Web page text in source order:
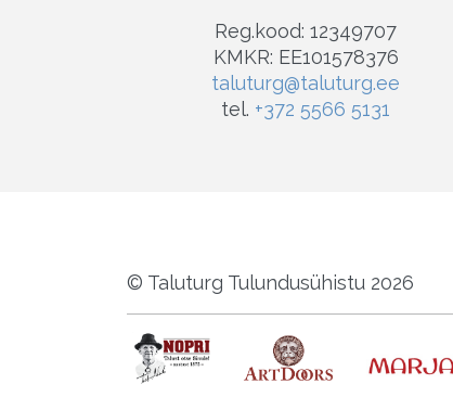
Reg.kood: 12349707
KMKR: EE101578376
taluturg@taluturg.ee
tel. +372 5566 5131
© Taluturg Tulundusühistu 2026